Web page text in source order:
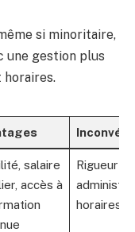
si minoritaire,
une gestion plus
salaire
accès à
Rigueur
horaires